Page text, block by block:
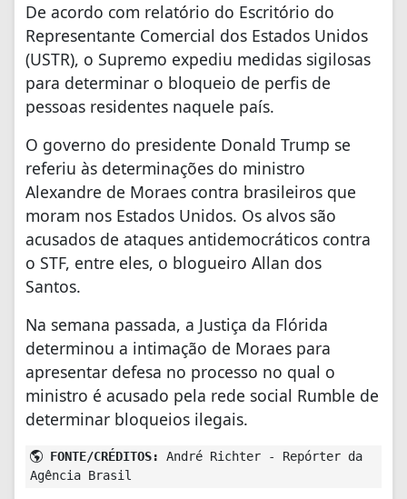
De acordo com relatório do Escritório do
Representante Comercial dos Estados Unidos
(USTR), o Supremo expediu medidas sigilosas
para determinar o bloqueio de perfis de
pessoas residentes naquele país.
O governo do presidente Donald Trump se
referiu às determinações do ministro
Alexandre de Moraes contra brasileiros que
moram nos Estados Unidos. Os alvos são
acusados de ataques antidemocráticos contra
o STF, entre eles, o blogueiro Allan dos
Santos.
Na semana passada, a Justiça da Flórida
determinou a intimação de Moraes para
apresentar defesa no processo no qual o
ministro é acusado pela rede social Rumble de
determinar bloqueios ilegais.
FONTE/CRÉDITOS:
André Richter - Repórter da
Agência Brasil